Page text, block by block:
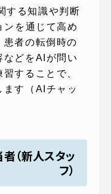
する知識や判断
ンを通じて高め
患者の転倒時の
などをAIが問い
することで、
ます（AIチャッ
（新人スタッ
フ）